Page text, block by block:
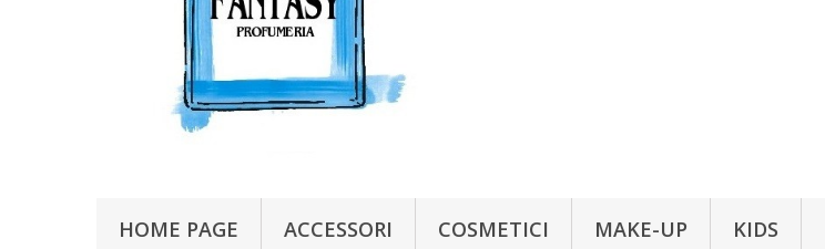
HOME PAGE ACCESSORI COSMETICI MAKE-UP KIDS